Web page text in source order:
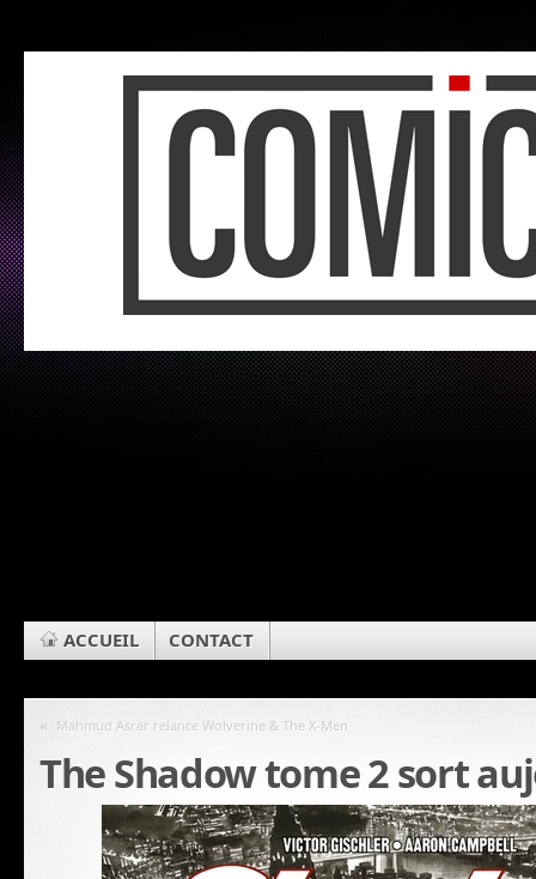
ACCUEIL CONTACT
« Mahmud Asrar relance Wolverine & The X-Men
The Shadow tome 2 sort